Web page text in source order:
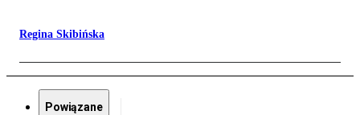
Regina Skibińska
Powiązane